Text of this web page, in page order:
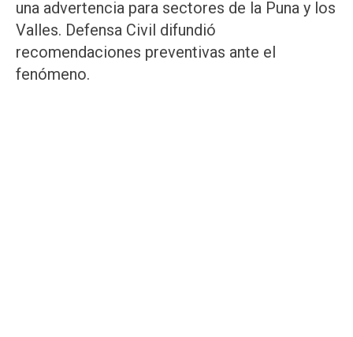
una advertencia para sectores de la Puna y los
Valles. Defensa Civil difundió
recomendaciones preventivas ante el
fenómeno.